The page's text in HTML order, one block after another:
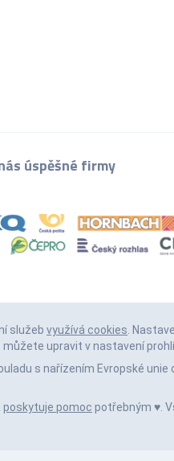
úspěšné firmy
služeb využívá cookies.
upravit v nastavení
s nařízením Evropské unie
poskytuje pomoc potřebným ♥️.